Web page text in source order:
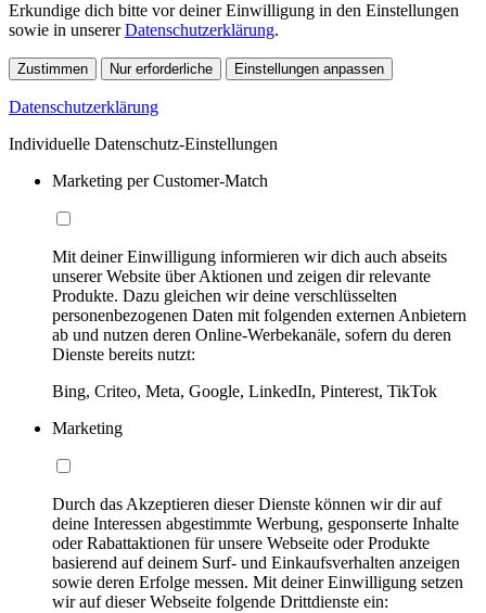
Erkundige dich bitte vor deiner Einwilligung in den Einstellungen
sowie in unsererDatenschutzerklärung.
Zustimmen Nur erforderliche Einstellungen anpassen
Datenschutzerklärung
Individuelle Datenschutz-Einstellungen
Marketing per Customer-Match
Mit deiner Einwilligung informieren wir dich auch abseits
unserer Website über Aktionen und zeigen dir relevante
Produkte. Dazu gleichen wir deine verschlüsselten
personenbezogenen Daten mit folgenden externen Anbietern
ab und nutzen deren Online-Werbekanäle, sofern du deren
Dienste bereits nutzt:
Bing, Criteo, Meta, Google, LinkedIn, Pinterest, TikTok
Marketing
Durch das Akzeptieren dieser Dienste können wir dir auf
deine Interessen abgestimmte Werbung, gesponserte Inhalte
oder Rabattaktionen für unsere Webseite oder Produkte
basierend auf deinem Surf- und Einkaufsverhalten anzeigen
sowie deren Erfolge messen. Mit deiner Einwilligung setzen
wir auf dieser Webseite folgende Drittdienste ein: